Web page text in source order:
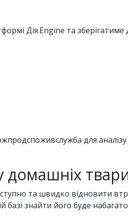
Дія.Engine та зберігатиме
для
домашніх
та швидко відновити
базі знайти його буде